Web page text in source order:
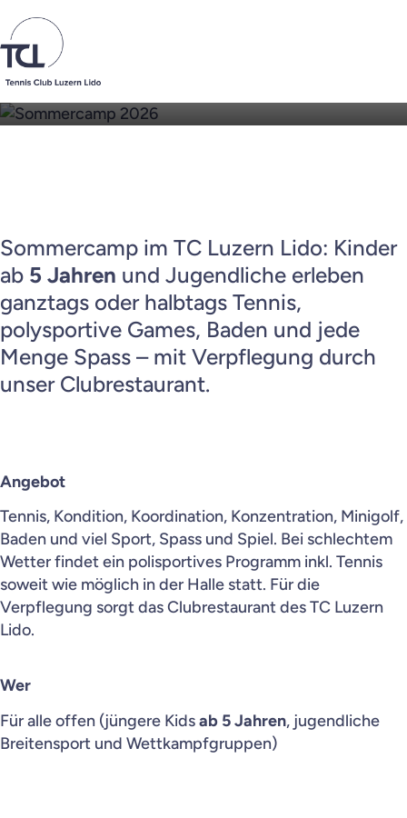
Junioren
Jahresprogramm
Juniorentraining
Ostercamp
Interclub
Wettkampf
Home
Sommercamp im TC Luzern Lido: Kinder
ab 5 Jahren und Jugendliche erleben
ganztags oder halbtags Tennis,
polysportive Games, Baden und jede
Menge Spass – mit Verpflegung durch
unser Clubrestaurant.
Angebot
Tennis, Kondition, Koordination, Konzentration, Minigolf,
Baden und viel Sport, Spass und Spiel. Bei schlechtem
Wetter findet ein polisportives Programm inkl. Tennis
soweit wie möglich in der Halle statt. Für die
Verpflegung sorgt das Clubrestaurant des TC Luzern
Lido.
Wer
Für alle offen (jüngere Kidsab 5 Jahren, jugendliche
Breitensport und Wettkampfgruppen)